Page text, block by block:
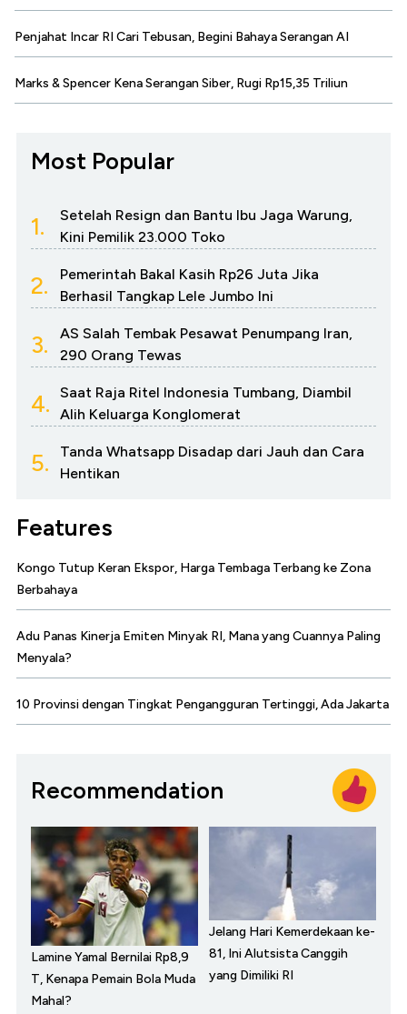
Penjahat Incar RI Cari Tebusan, Begini Bahaya Serangan AI
Marks & Spencer Kena Serangan Siber, Rugi Rp15,35 Triliun
Most Popular
1.
Setelah Resign dan Bantu Ibu Jaga Warung,
Kini Pemilik 23.000 Toko
2.
Pemerintah Bakal Kasih Rp26 Juta Jika
Berhasil Tangkap Lele Jumbo Ini
3.
AS Salah Tembak Pesawat Penumpang Iran,
290 Orang Tewas
4.
Saat Raja Ritel Indonesia Tumbang, Diambil
Alih Keluarga Konglomerat
5.
Tanda Whatsapp Disadap dari Jauh dan Cara
Hentikan
Features
Kongo Tutup Keran Ekspor, Harga Tembaga Terbang ke Zona
Berbahaya
Adu Panas Kinerja Emiten Minyak RI, Mana yang Cuannya Paling
Menyala?
10 Provinsi dengan Tingkat Pengangguran Tertinggi, Ada Jakarta
Recommendation
Lamine Yamal Bernilai Rp8,9
T, Kenapa Pemain Bola Muda
Mahal?
Jelang Hari Kemerdekaan ke-
81, Ini Alutsista Canggih
yang Dimiliki RI